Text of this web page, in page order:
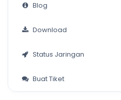
Blog
Download
Status Jaringan
Buat Tiket